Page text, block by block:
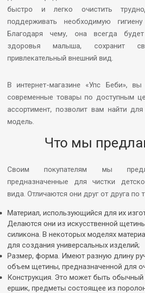
быстро и легко очистить
поддерживать необходимую
Благодаря чему, она всегда
здоровья малыша, сохранит
привлекательный внешний вид.
В интернет-магазине «Упс Беби», вы
современные товары по доступным
ассортимент, позволит вам найти
модель.
Что мы
Своим покупателям мы
предназначенные для чистки
вида. Отличаются они друг от друга по
Материал, использующийся для их
Делаются они из искусственной
силикона. В некоторых моделях
для создания универсальных изделий;
Размер, форма. Имеют разную длину
объем щетины, предназначенной для
Конструкция. Это может быть обычный
ершик, предметы состоящее из